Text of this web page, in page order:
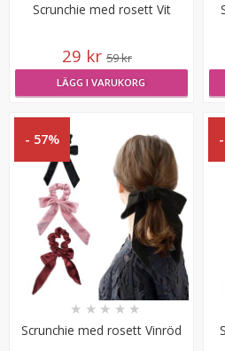
Diadem flätat
Scrunchie med rosett Vit
29 kr 59 kr
LÄGG I VARUKORG
- 57%
Scrunchie med rosett Vinröd
★ ★ ★ ★ ★